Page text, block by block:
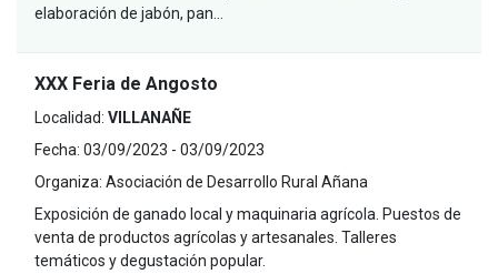
elaboración de jabón, pan…
XXX Feria de Angosto
Localidad: VILLANAÑE
Fecha: 03/09/2023 - 03/09/2023
Organiza: Asociación de Desarrollo Rural Añana
Exposición de ganado local y maquinaria agrícola. Puestos de
venta de productos agrícolas y artesanales. Talleres
temáticos y degustación popular.